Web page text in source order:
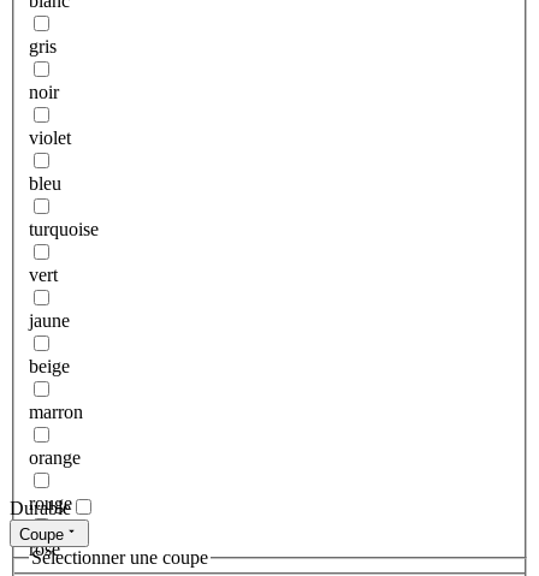
gris
noir
violet
bleu
turquoise
vert
jaune
beige
marron
orange
rouge
rose
Durable
Coupe
Sélectionner une coupe